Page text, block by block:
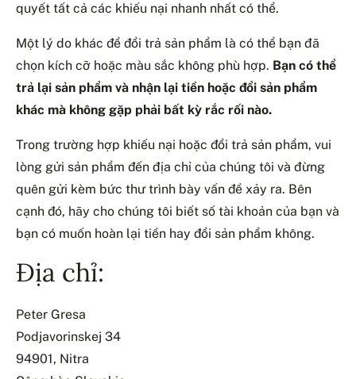
quyết tất cả các khiếu nại nhanh nhất có thể.
Một lý do khác để đổi trả sản phẩm là có thể bạn đã
chọn kích cỡ hoặc màu sắc không phù hợp. Bạn có thể
trả lại sản phẩm và nhận lại tiền hoặc đổi sản phẩm
khác mà không gặp phải bất kỳ rắc rối nào.
Trong trường hợp khiếu nại hoặc đổi trả sản phẩm, vui
lòng gửi sản phẩm đến địa chỉ của chúng tôi và đừng
quên gửi kèm bức thư trình bày vấn đề xảy ra. Bên
cạnh đó, hãy cho chúng tôi biết số tài khoản của bạn và
bạn có muốn hoàn lại tiền hay đổi sản phẩm không.
Địa chỉ:
Peter Gresa
Podjavorinskej 34
94901, Nitra